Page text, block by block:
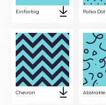
Einfarbig Polka Dot
Chevron